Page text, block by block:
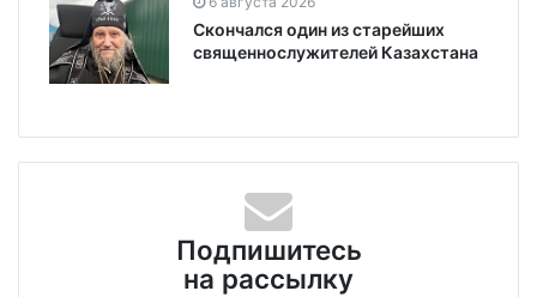
Скончался один из старейших
священнослужителей Казахстана
Подпишитесь
на рассылку